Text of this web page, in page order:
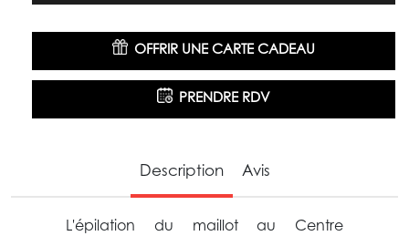
OFFRIR UNE CARTE CADEAU
PRENDRE RDV
Description Avis
L'épilation du maillot au Centre